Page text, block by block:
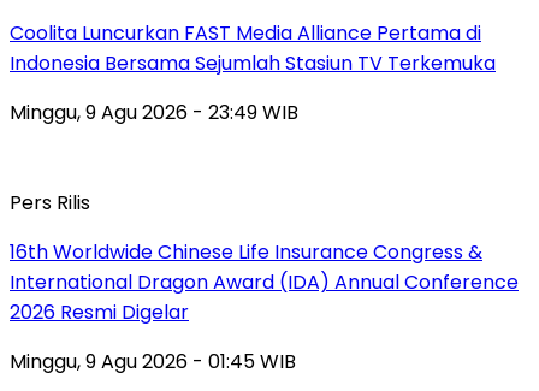
Coolita Luncurkan FAST Media Alliance Pertama di
Indonesia Bersama Sejumlah Stasiun TV Terkemuka
Minggu, 9 Agu 2026 - 23:49 WIB
Pers Rilis
16th Worldwide Chinese Life Insurance Congress &
International Dragon Award (IDA) Annual Conference
2026 Resmi Digelar
Minggu, 9 Agu 2026 - 01:45 WIB